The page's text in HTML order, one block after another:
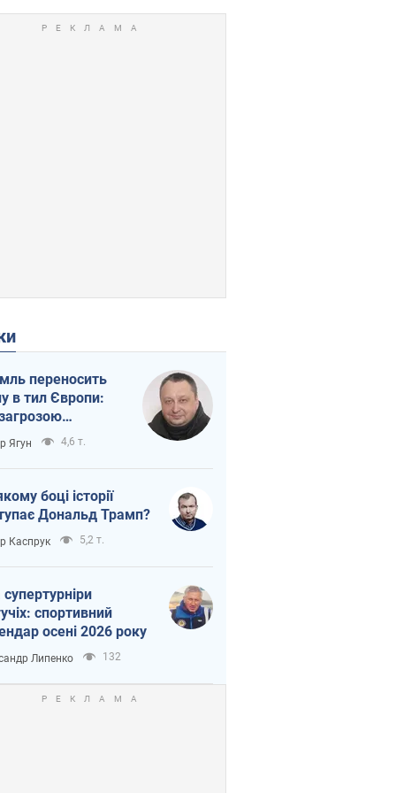
переносить
в тил Європи:
логістика
Ягун 4,6 т.
боці історії
Дональд Трамп?
Каспрук 5,2 т.
спортивний
осені 2026 року
Липенко 132